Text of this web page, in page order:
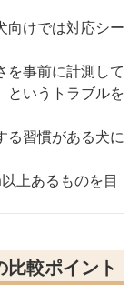
向けでは対応シー
を事前に計測して
というトラブルを
る習慣がある犬に
上あるものを目
較ポイント